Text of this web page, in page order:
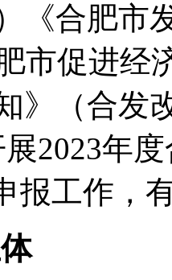
）《合肥
市促进经
》（合发
2023年
报工作，